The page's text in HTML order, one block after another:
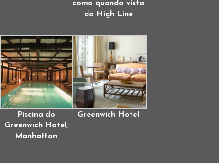
como quando vista
do High Line
Piscina do
Greenwich Hotel,
Manhattan
Greenwich Hotel